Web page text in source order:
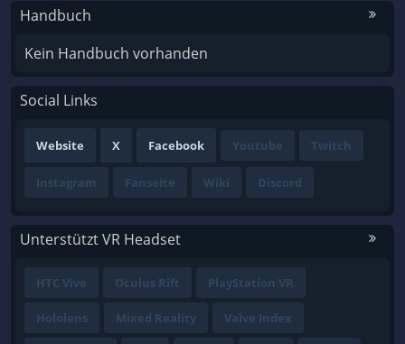
Handbuch
Kein Handbuch vorhanden
Social Links
Website X Facebook Youtube Twitch
Instagram Fanseite Wiki Discord
Unterstützt VR Headset
HTC Vive Oculus Rift PlayStation VR
Hololens Mixed Reality Valve Index